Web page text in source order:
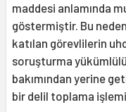
maddesi anlamında
göstermiştir. Bu
katılan görevlilerin
soruşturma
bakımından yerine
bir delil toplama